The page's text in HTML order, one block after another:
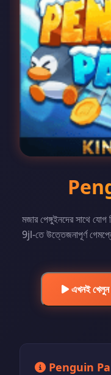
মজার পেঙ্গুইনদের সাথে
9jl-তে উত্তেজনাপূর্ণ
এখনই খেলুন
Penguin